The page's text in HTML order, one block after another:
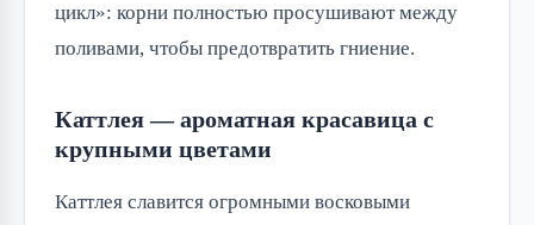
цикл»: корни полностью просушивают между
поливами, чтобы предотвратить гниение.
Каттлея — ароматная красавица с
крупными цветами
Каттлея славится огромными восковыми